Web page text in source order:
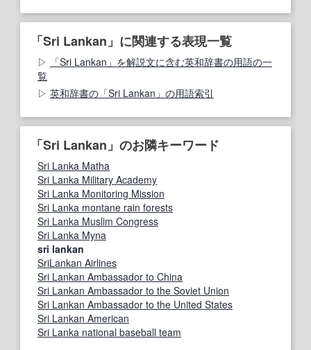
「Sri Lankan」に関連する表現一覧
「Sri Lankan」を解説文に含む英和辞書の用語の一
覧
英和辞書の「Sri Lankan」の用語索引
「Sri Lankan」のお隣キーワード
Sri Lanka Matha
Sri Lanka Military Academy
Sri Lanka Monitoring Mission
Sri Lanka montane rain forests
Sri Lanka Muslim Congress
Sri Lanka Myna
sri lankan
SriLankan Airlines
Sri Lankan Ambassador to China
Sri Lankan Ambassador to the Soviet Union
Sri Lankan Ambassador to the United States
Sri Lankan American
Sri Lanka national baseball team